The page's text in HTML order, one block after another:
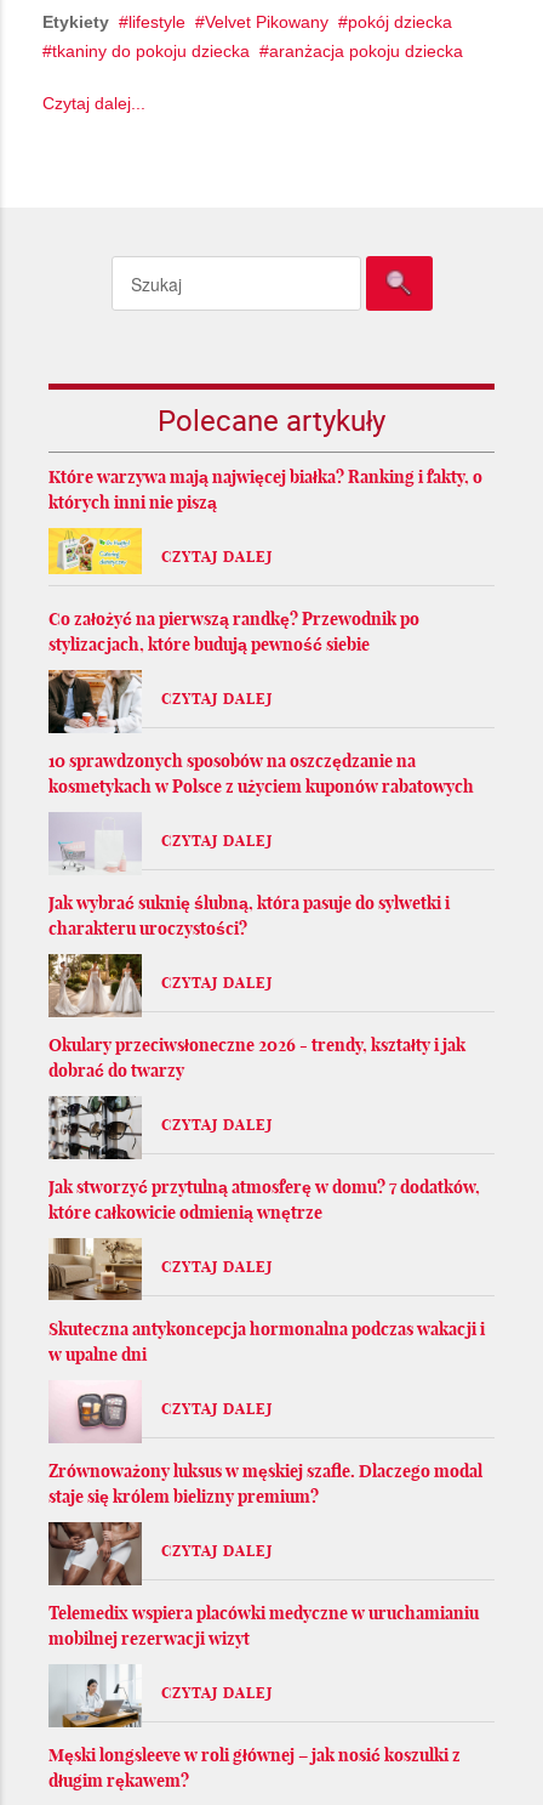
Etykiety lifestyle Velvet Pikowany
pokój dziecka
tkaniny do pokoju dziecka
aranżacja pokoju dziecka
Czytaj dalej...
Polecane artykuły
Które warzywa mają najwięcej białka? Ranking i fakty, o
których inni nie piszą
CZYTAJ DALEJ
Co założyć na pierwszą randkę? Przewodnik po
stylizacjach, które budują pewność siebie
CZYTAJ DALEJ
10 sprawdzonych sposobów na oszczędzanie na
kosmetykach w Polsce z użyciem kuponów rabatowych
CZYTAJ DALEJ
Jak wybrać suknię ślubną, która pasuje do sylwetki i
charakteru uroczystości?
CZYTAJ DALEJ
Okulary przeciwsłoneczne 2026 - trendy, kształty i jak
dobrać do twarzy
CZYTAJ DALEJ
Jak stworzyć przytulną atmosferę w domu? 7 dodatków,
które całkowicie odmienią wnętrze
CZYTAJ DALEJ
Skuteczna antykoncepcja hormonalna podczas wakacji i
w upalne dni
CZYTAJ DALEJ
Zrównoważony luksus w męskiej szafie. Dlaczego modal
staje się królem bielizny premium?
CZYTAJ DALEJ
Telemedix wspiera placówki medyczne w uruchamianiu
mobilnej rezerwacji wizyt
CZYTAJ DALEJ
Męski longsleeve w roli głównej – jak nosić koszulki z
długim rękawem?